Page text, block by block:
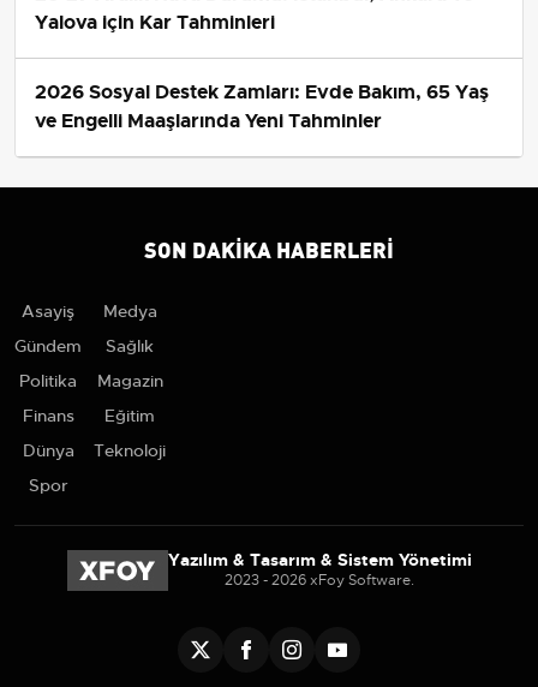
Yalova için Kar Tahminleri
2026 Sosyal Destek Zamları: Evde Bakım, 65 Yaş
ve Engelli Maaşlarında Yeni Tahminler
SON DAKIKA HABERLERI
Asayiş
Gündem
Politika
Finans
Dünya
Spor
Medya
Sağlık
Magazin
Eğitim
Teknoloji
Yazılım & Tasarım & Sistem Yönetimi
2023 - 2026 xFoy Software.